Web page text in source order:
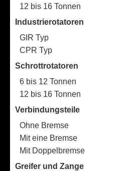
12 bis 16 Tonnen
Industrierotatoren
GIR Typ
CPR Typ
Schrottrotatoren
6 bis 12 Tonnen
12 bis 16 Tonnen
Verbindungsteile
Ohne Bremse
Mit eine Bremse
Mit Doppelbremse
Greifer und Zange